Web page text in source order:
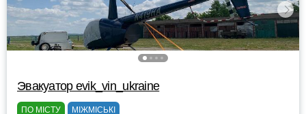
Эвакуатор evik_vin_ukraine
ПО МІСТУ МІЖМІСЬКІ